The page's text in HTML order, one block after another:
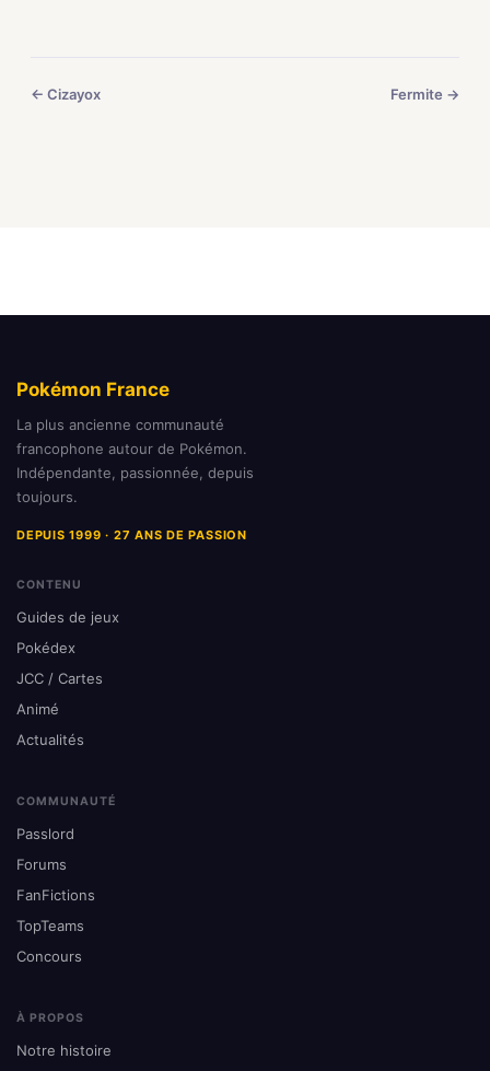
← Cizayox Fermite →
Pokémon France
La plus ancienne communauté
francophone autour de Pokémon.
Indépendante, passionnée, depuis
toujours.
DEPUIS 1999 · 27 ANS DE PASSION
CONTENU
Guides de jeux
Pokédex
JCC / Cartes
Animé
Actualités
COMMUNAUTÉ
Passlord
Forums
FanFictions
TopTeams
Concours
À PROPOS
Notre histoire